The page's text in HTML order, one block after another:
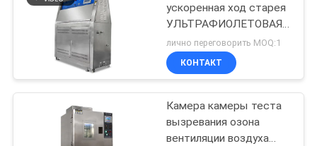
СВЯЖИТЕСЬ
НАМИ
НОВОСТИ
Системы
вибрационных
трещин
28
ускоренная ход старея
УЛЬТРАФИОЛЕТОВАЯ
машина испытания
лампы
лично переговорить MOQ:1
КОНТАКТ
Камера камеры теста
вызревания озона
вентиляции воздуха